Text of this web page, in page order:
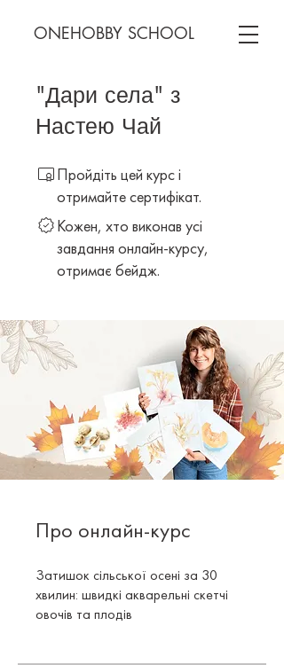
ONEHOBBY SCHOOL
"Дари села" з
Настею Чай
Пройдіть цей курс і
отримайте сертифікат.
Кожен, хто виконав усі
завдання онлайн-курсу,
отримає бейдж.
Про онлайн-курс
Затишок сільської осені за 30
хвилин: швидкі акварельні скетчі
овочів та плодів